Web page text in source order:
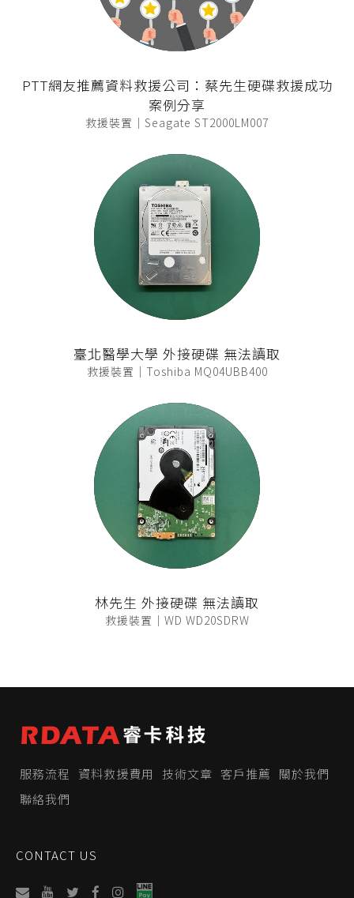
PTT網友推薦資料救援公司：蔡先生硬碟救援成功
案例分享
救援裝置｜Seagate ST2000LM007
臺北醫學大學 外接硬碟 無法讀取
救援裝置｜Toshiba MQ04UBB400
林先生 外接硬碟 無法讀取
救援裝置｜WD WD20SDRW
服務流程 資料救援費用 技術文章 客戶推薦
關於我們
聯絡我們
CONTACT US